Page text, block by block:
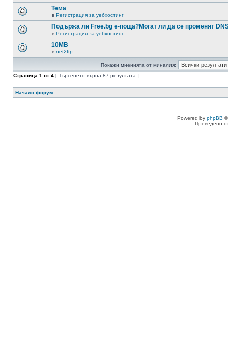
Тема
в Регистрация за уебхостинг
Подържа ли Free.bg е-поща?Могат ли да се променят
в Регистрация за уебхостинг
10MB
в net2ftp
Покажи мненията от миналия:
Страница 1 от 4 [ Търсенето върна 87 резултата ]
Начало форум
Powered by phpBB
Преведено